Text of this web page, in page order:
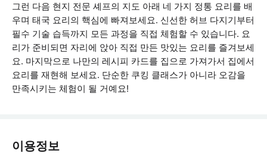
그런 다음 현지 전문 셰프의 지도 아래 네 가지 정통 요리를 배
우며 태국 요리의 핵심에 빠져보세요. 신선한 허브 다지기부터
필수 기술 습득까지 모든 과정을 직접 체험할 수 있습니다. 요
리가 준비되면 자리에 앉아 직접 만든 맛있는 요리를 즐겨보세
요. 마지막으로 나만의 레시피 카드를 집으로 가져가서 집에서
요리를 재현해 보세요. 단순한 쿠킹 클래스가 아니라 오감을
만족시키는 체험이 될 거예요!
이용정보